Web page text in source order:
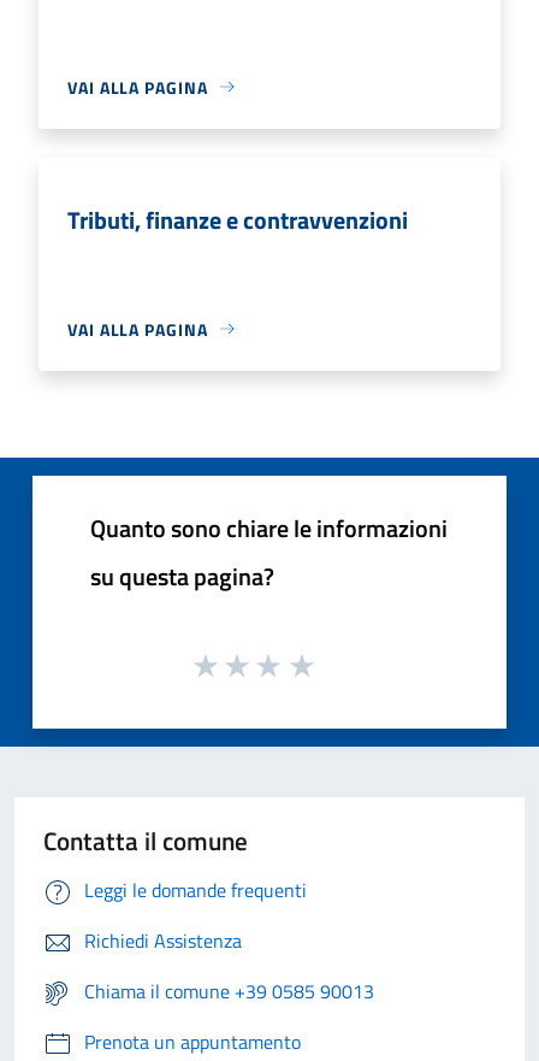
VAI ALLA PAGINA
Tributi, finanze e contravvenzioni
VAI ALLA PAGINA
Quanto sono chiare le informazioni
su questa pagina?
Contatta il comune
Leggi le domande frequenti
Richiedi Assistenza
Chiama il comune +39 0585 90013
Prenota un appuntamento